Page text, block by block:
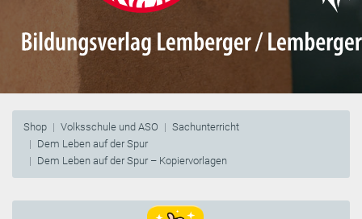
Shop Volksschule und ASO
Sachunterricht
Dem Leben auf der Spur
Dem Leben auf der Spur – Kopiervorlagen